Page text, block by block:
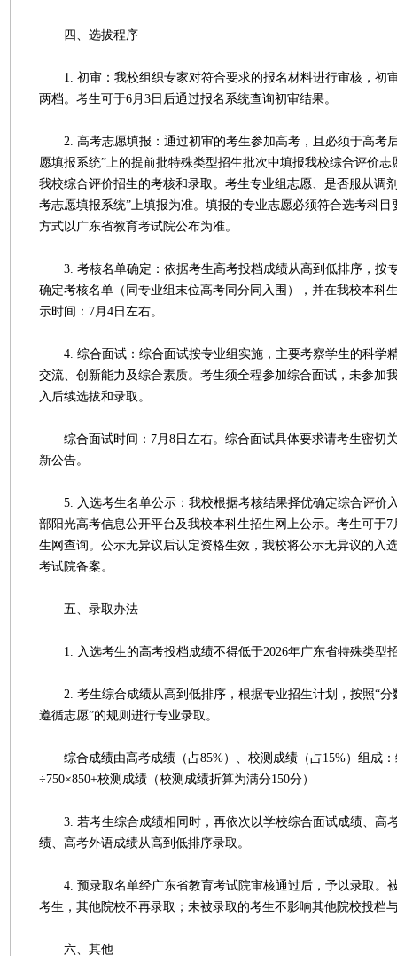
四、选拔程序
1. 初审：我校组织专家对符合要求的报名材料进行审核，初
两档。考生可于6月3日后通过报名系统查询初审结果。
2. 高考志愿填报：通过初审的考生参加高考，且必须于高考
愿填报系统”上的提前批特殊类型招生批次中填报我校综合评价
我校综合评价招生的考核和录取。考生专业组志愿、是否服从调
考志愿填报系统”上填报为准。填报的专业志愿必须符合选考科目
方式以广东省教育考试院公布为准。
3. 考核名单确定：依据考生高考投档成绩从高到低排序，按
确定考核名单（同专业组末位高考同分同入围），并在我校本科
示时间：7月4日左右。
4. 综合面试：综合面试按专业组实施，主要考察学生的科学
交流、创新能力及综合素质。考生须全程参加综合面试，未参加
入后续选拔和录取。
综合面试时间：7月8日左右。综合面试具体要求请考生密切
新公告。
5. 入选考生名单公示：我校根据考核结果择优确定综合评价
部阳光高考信息公开平台及我校本科生招生网上公示。考生可于
生网查询。公示无异议后认定资格生效，我校将公示无异议的入
考试院备案。
五、录取办法
1. 入选考生的高考投档成绩不得低于2026年广东省特殊类型
2. 考生综合成绩从高到低排序，根据专业招生计划，按照“分
遵循志愿”的规则进行专业录取。
综合成绩由高考成绩（占85%）、校测成绩（占15%）组成：
÷750×850+校测成绩（校测成绩折算为满分150分）
3. 若考生综合成绩相同时，再依次以学校综合面试成绩、高
绩、高考外语成绩从高到低排序录取。
4. 预录取名单经广东省教育考试院审核通过后，予以录取。
考生，其他院校不再录取；未被录取的考生不影响其他院校投档
六、其他